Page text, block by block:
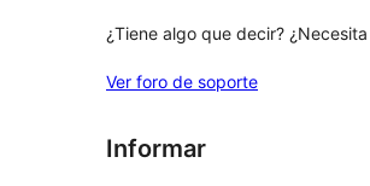
¿Tiene algo que decir?
Ver foro de soporte
Informar